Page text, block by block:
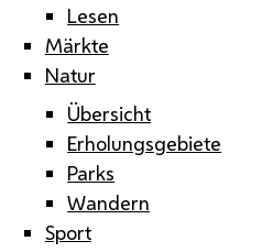
Lesen
Märkte
Natur
Übersicht
Erholungsgebiete
Parks
Wandern
Sport